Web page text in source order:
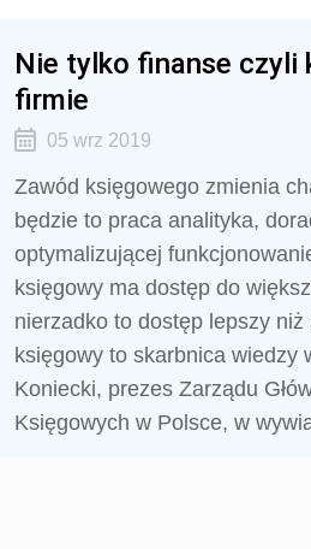
Nie tylko finanse czyli
firmie
05 wrz 2019
Zawód księgowego zmienia
będzie to praca analityka,
optymalizującej
księgowy ma dostęp do
nierzadko to dostęp lepszy niż
księgowy to skarbnica wiedzy
Koniecki, prezes Zarządu
Księgowych w Polsce, w